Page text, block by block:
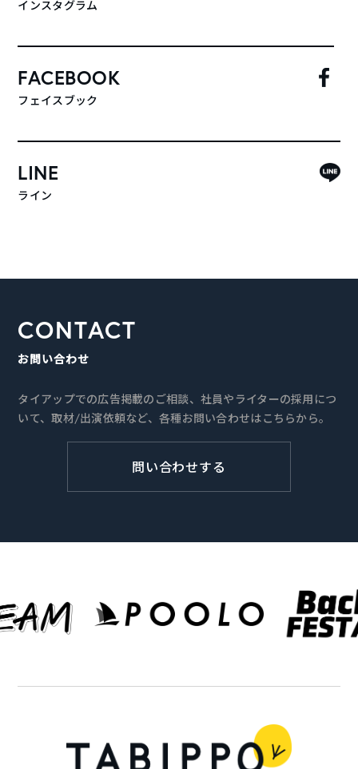
インスタグラム
FACEBOOK
フェイスブック
LINE
ライン
CONTACT
お問い合わせ
タイアップでの広告掲載のご相談、社員やライターの採用につ
いて、取材/出演依頼など、各種お問い合わせはこちらから。
問い合わせする